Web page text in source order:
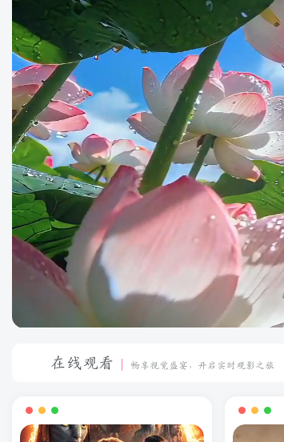
在线观看 畅享视觉盛宴，开启实时观影之旅